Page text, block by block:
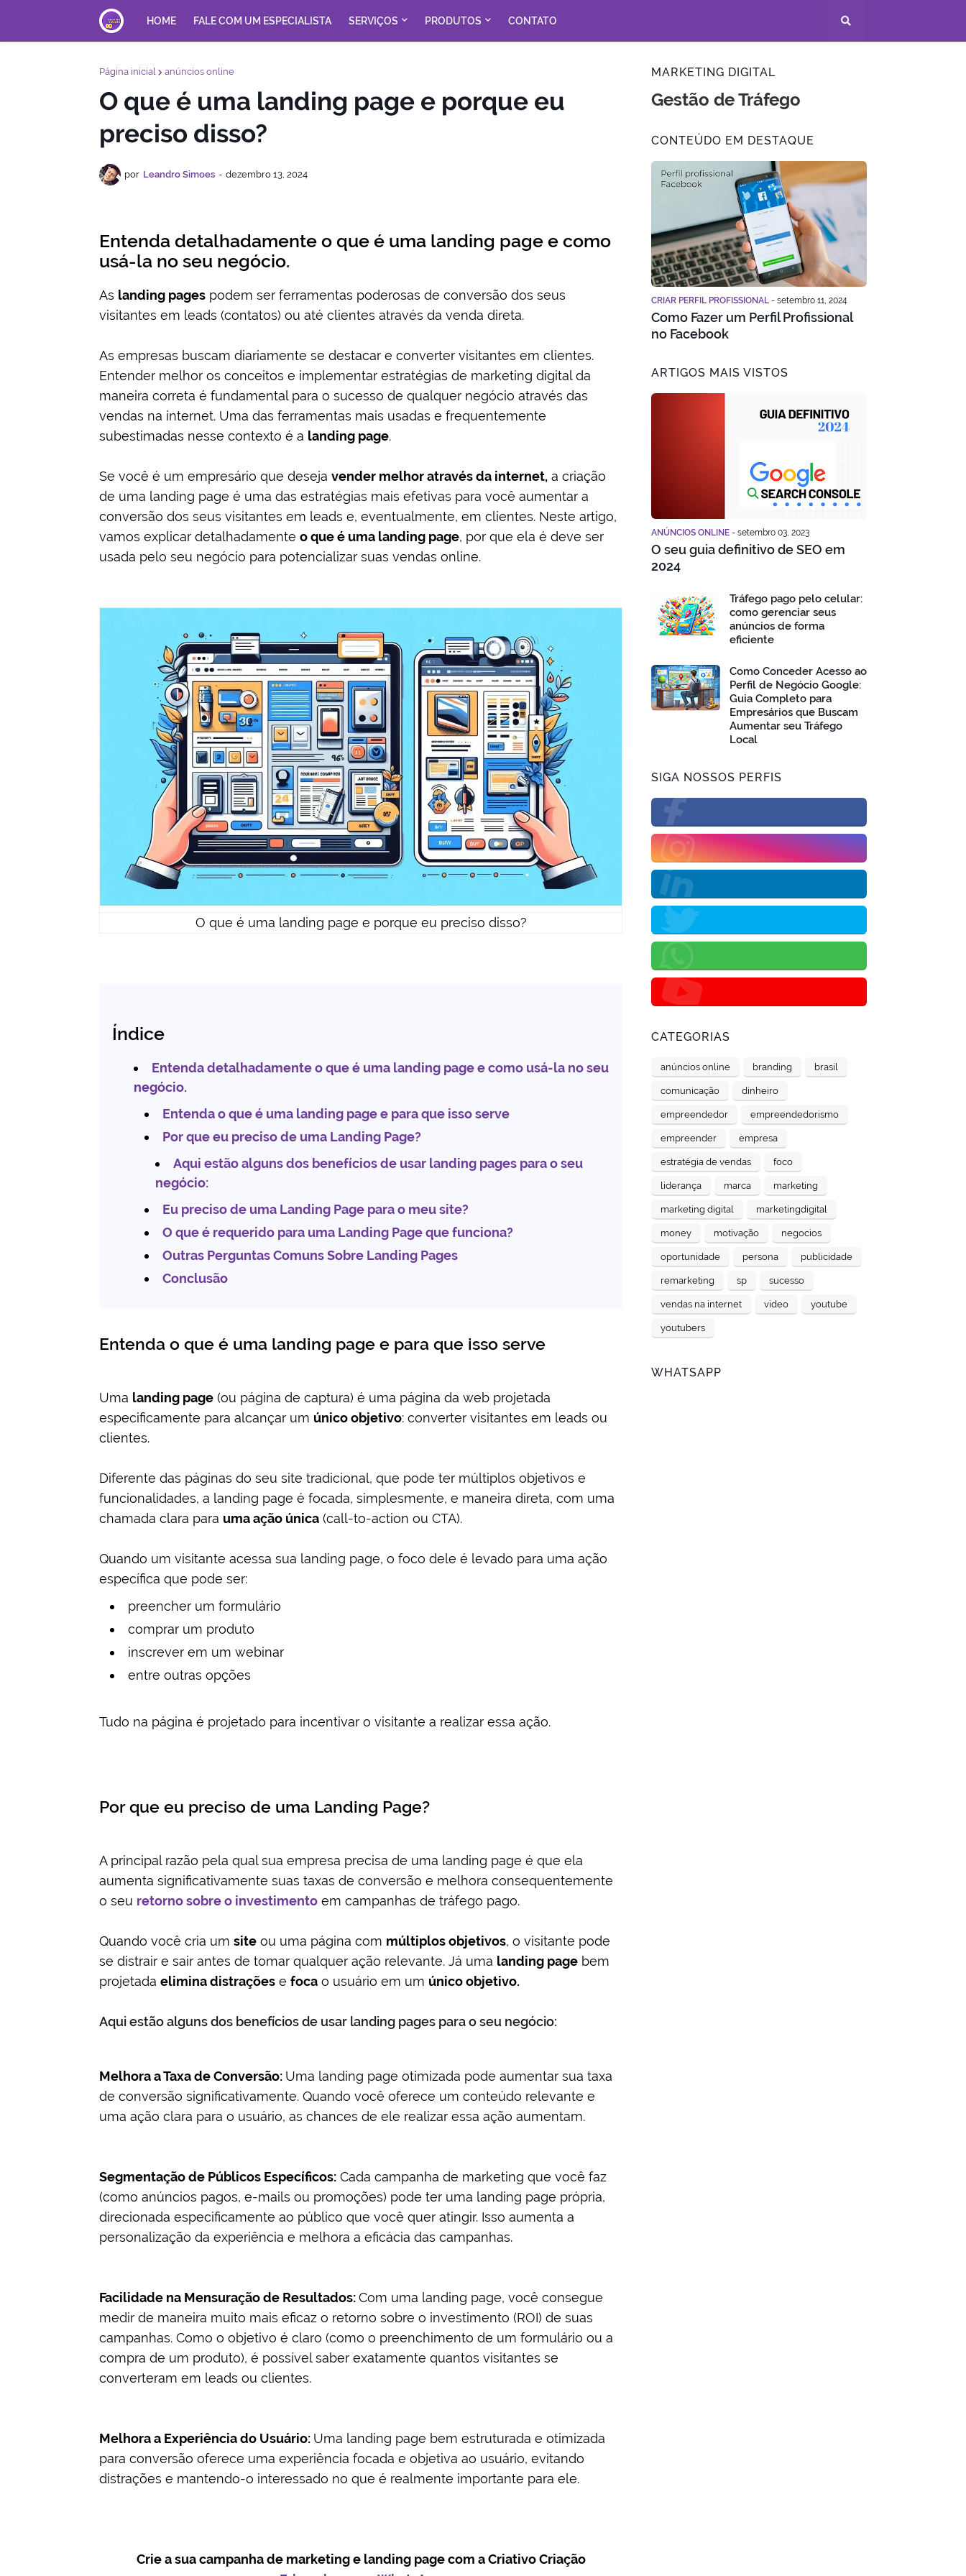
HOME FALE COM UM ESPECIALISTA SERVIÇOS PRODUTOS CONTATO
Página inicial anúncios online
O que é uma landing page e porque eu
preciso disso?
por Leandro Simoes - dezembro 13, 2024
Entenda detalhadamente o que é uma landing page e como
usá-la no seu negócio.
As landing pages podem ser ferramentas poderosas de conversão dos seus
visitantes em leads (contatos) ou até clientes através da venda direta.
As empresas buscam diariamente se destacar e converter visitantes em clientes.
Entender melhor os conceitos e implementar estratégias de marketing digital da
maneira correta é fundamental para o sucesso de qualquer negócio através das
vendas na internet. Uma das ferramentas mais usadas e frequentemente
subestimadas nesse contexto é a landing page.
Se você é um empresário que deseja vender melhor através da internet, a criação
de uma landing page é uma das estratégias mais efetivas para você aumentar a
conversão dos seus visitantes em leads e, eventualmente, em clientes. Neste artigo,
vamos explicar detalhadamente o que é uma landing page, por que ela é deve ser
usada pelo seu negócio para potencializar suas vendas online.
O que é uma landing page e porque eu preciso disso?
Índice
Entenda detalhadamente o que é uma landing page e como usá-la no seu
negócio.
Entenda o que é uma landing page e para que isso serve
Por que eu preciso de uma Landing Page?
Aqui estão alguns dos benefícios de usar landing pages para o seu
negócio:
Eu preciso de uma Landing Page para o meu site?
O que é requerido para uma Landing Page que funciona?
Outras Perguntas Comuns Sobre Landing Pages
Conclusão
Entenda o que é uma landing page e para que isso serve
Uma landing page (ou página de captura) é uma página da web projetada
especificamente para alcançar um único objetivo: converter visitantes em leads ou
clientes.
Diferente das páginas do seu site tradicional, que pode ter múltiplos objetivos e
funcionalidades, a landing page é focada, simplesmente, e maneira direta, com uma
chamada clara para uma ação única (call-to-action ou CTA).
Quando um visitante acessa sua landing page, o foco dele é levado para uma ação
específica que pode ser:
preencher um formulário
comprar um produto
inscrever em um webinar
entre outras opções
Tudo na página é projetado para incentivar o visitante a realizar essa ação.
Por que eu preciso de uma Landing Page?
A principal razão pela qual sua empresa precisa de uma landing page é que ela
aumenta significativamente suas taxas de conversão e melhora consequentemente
o seu retorno sobre o investimento em campanhas de tráfego pago.
Quando você cria um site ou uma página com múltiplos objetivos, o visitante pode
se distrair e sair antes de tomar qualquer ação relevante. Já uma landing page bem
projetada elimina distrações e foca o usuário em um único objetivo.
Aqui estão alguns dos benefícios de usar landing pages para o seu negócio:
Melhora a Taxa de Conversão: Uma landing page otimizada pode aumentar sua taxa
de conversão significativamente. Quando você oferece um conteúdo relevante e
uma ação clara para o usuário, as chances de ele realizar essa ação aumentam.
Segmentação de Públicos Específicos: Cada campanha de marketing que você faz
(como anúncios pagos, e-mails ou promoções) pode ter uma landing page própria,
direcionada especificamente ao público que você quer atingir. Isso aumenta a
personalização da experiência e melhora a eficácia das campanhas.
Facilidade na Mensuração de Resultados:Com uma landing page, você consegue
medir de maneira muito mais eficaz o retorno sobre o investimento (ROI) de suas
campanhas. Como o objetivo é claro (como o preenchimento de um formulário ou a
compra de um produto), é possível saber exatamente quantos visitantes se
converteram em leads ou clientes.
Melhora a Experiência do Usuário: Uma landing page bem estruturada e otimizada
para conversão oferece uma experiência focada e objetiva ao usuário, evitando
distrações e mantendo-o interessado no que é realmente importante para ele.
Crie a sua campanha de marketing e landing page com a Criativo Criação
MARKETING DIGITAL
Sites res
CONTEÚDO EM DESTAQUE
CRIAR PERFIL PROFISSIONAL - setembro 11, 2024
Como Fazer um Perfil Profissional
no Facebook
ARTIGOS MAIS VISTOS
ANÚNCIOS ONLINE - setembro 03, 2023
O seu guia definitivo de SEO em
2024
Tráfego pago pelo celular:
como gerenciar seus
anúncios de forma
eficiente
Como Conceder Acesso ao
Perfil de Negócio Google:
Guia Completo para
Empresários que Buscam
Aumentar seu Tráfego
Local
SIGA NOSSOS PERFIS
CATEGORIAS
anúncios online branding brasil
comunicação dinheiro
empreendedor empreendedorismo
empreender empresa
estratégia de vendas foco
liderança marca marketing
marketing digital marketingdigital
money motivação negocios
oportunidade persona publicidade
remarketing sp sucesso
vendas na internet video youtube
youtubers
WHATSAPP